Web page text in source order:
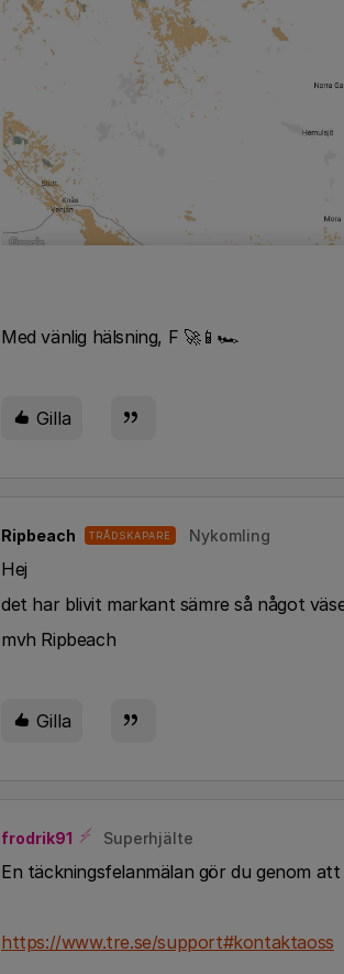
Med vänlig hälsning, F 🚀📱🏎
Gilla
Ripbeach TRÅDSKAPARE Nykomling
Hej
det har blivit markant sämre så något
mvh Ripbeach
Gilla
frodrik91 Superhjälte
En täckningsfelanmälan gör du genom
https://www.tre.se/support#kontaktaoss